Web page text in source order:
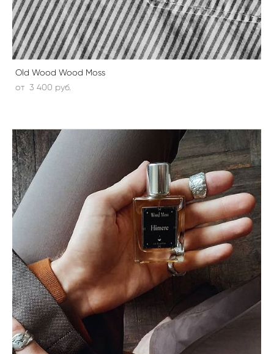
Old Wood Wood Moss
от 3 400 pуб.